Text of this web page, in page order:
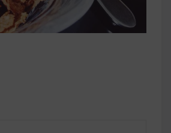
健身疑問，不要再被這些問題困擾